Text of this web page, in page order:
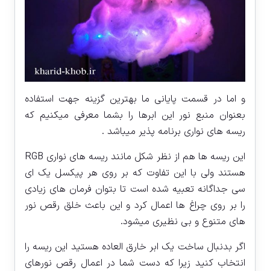
و اما در قسمت پایانی ما بهترین گزینه جهت استفاده
بعنوان منبع نور این ابرها را بشما معرفی میکنیم که
ریسه های نواری برنامه پذیر میباشد .
این ریسه ها هم از نظر شکل مانند ریسه های نواری RGB
هستند ولی با این تفاوت که بر روی هر پیکسل یک ای
سی جداگانه تعبیه شده است تا بتوان فرمان های زیادی
را بر روی چراغ ها اعمال کرد و این باعث خلق رقص نور
های متنوع و بی نظیری میشود.
اگر بدنبال ساخت یک ابر خارق العاده هستید این ریسه را
انتخاب کنید زیرا که دست شما در اعمال رقص نورهای